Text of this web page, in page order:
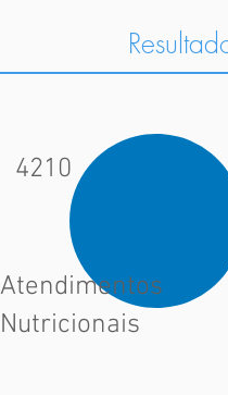
4210
Atendimentos
Nutricionais